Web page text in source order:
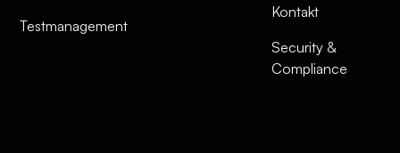
Testmanagement
Kontakt
Security &
Compliance